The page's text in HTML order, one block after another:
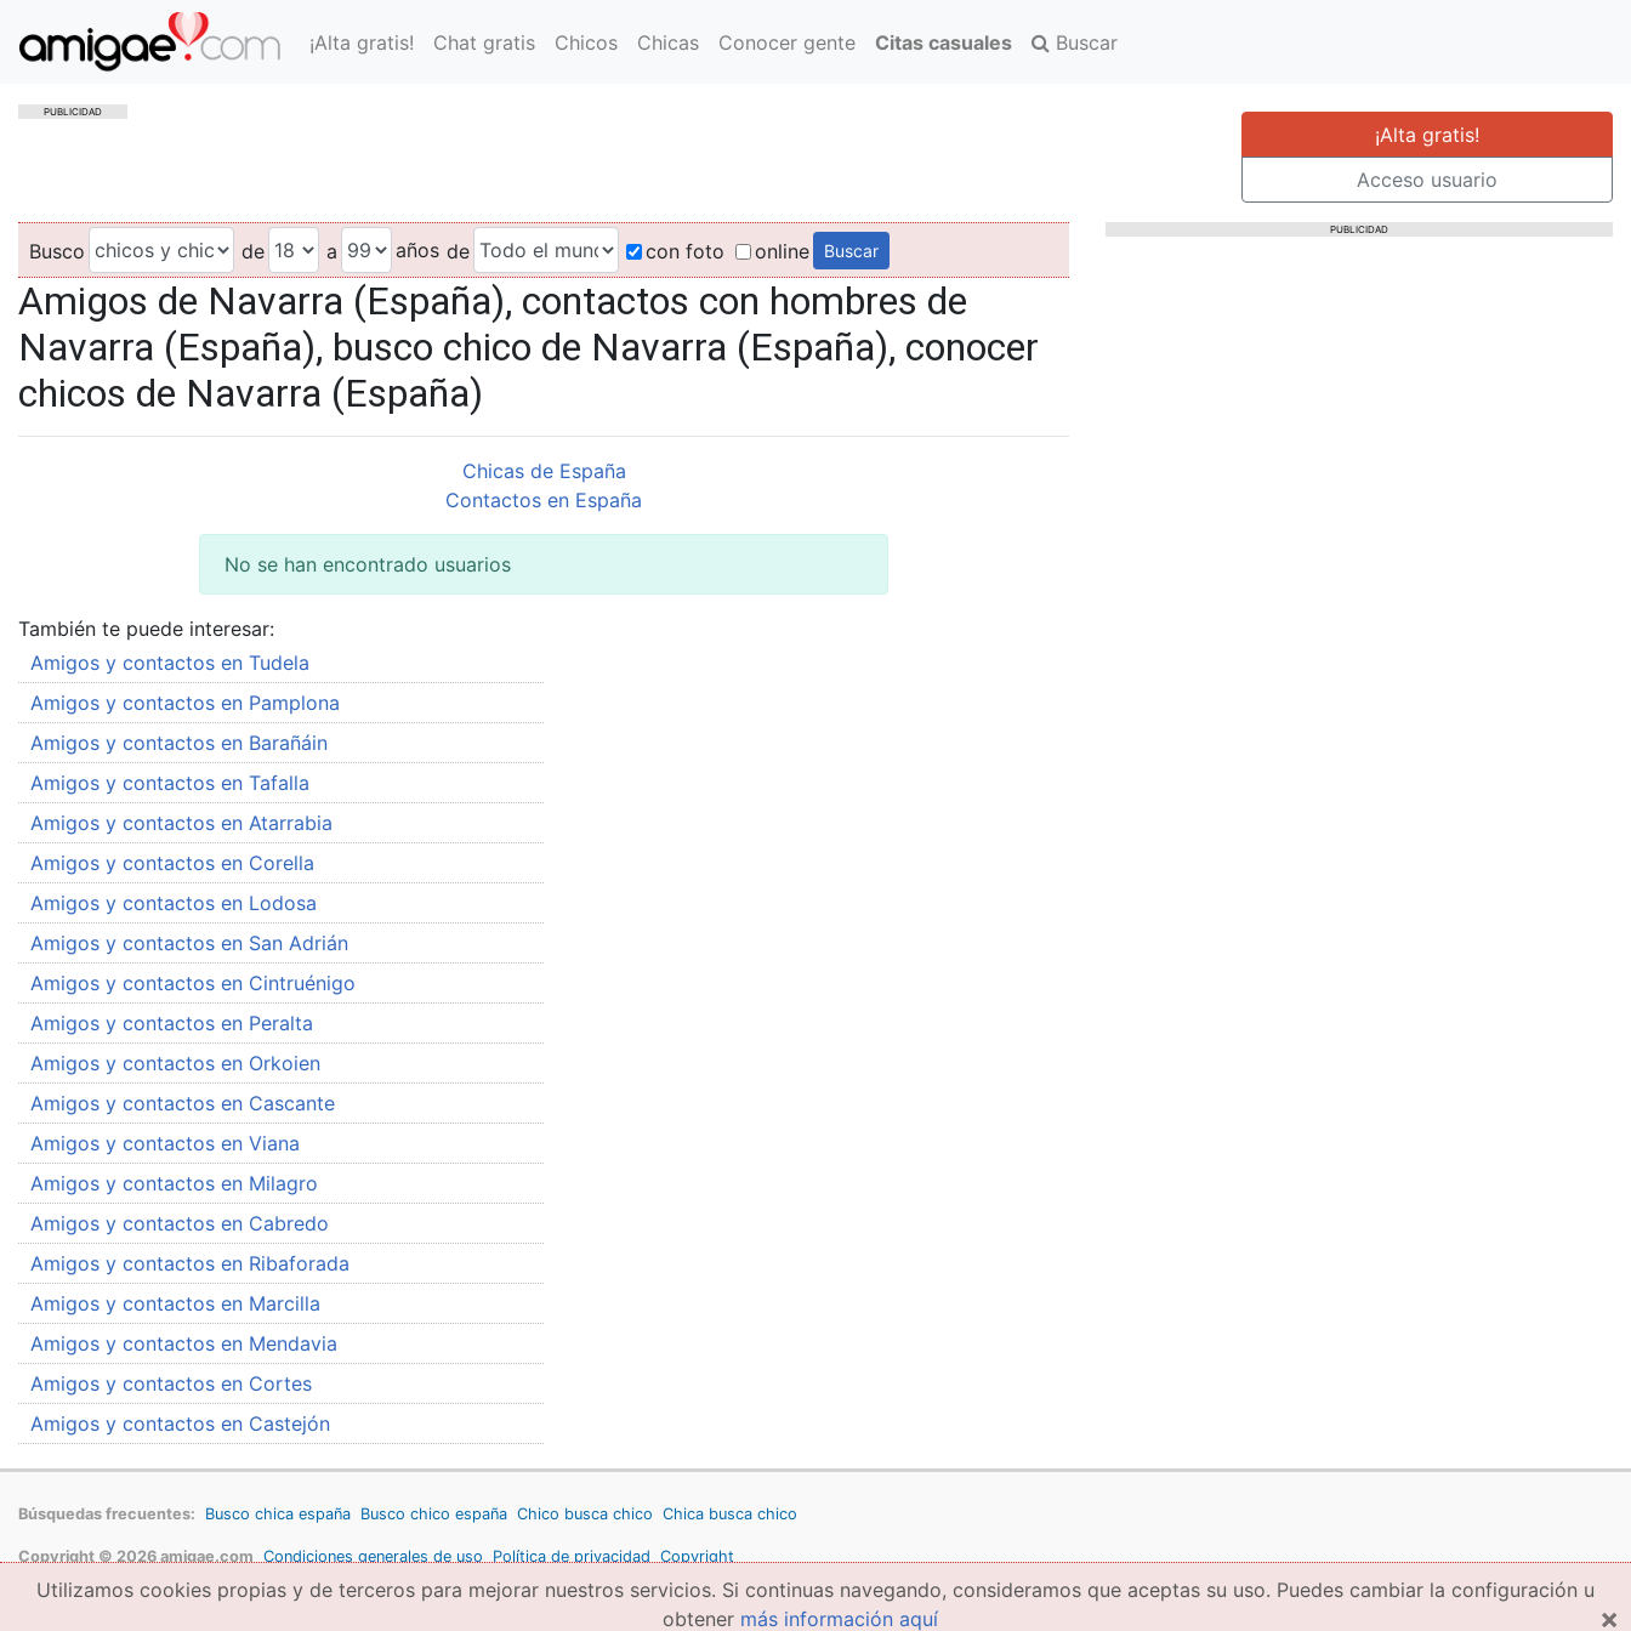
¡Alta gratis! Chat gratis Chicos Chicas Conocer gente Citas casuales Buscar
PUBLICIDAD
¡Alta gratis!
Acceso usuario
Busco de a años de con foto online
Amigos de Navarra (España), contactos con hombres de
Navarra (España), busco chico de Navarra (España), conocer
chicos de Navarra (España)
Chicas de España
Contactos en España
No se han encontrado usuarios
También te puede interesar:
Amigos y contactos en Tudela
Amigos y contactos en Pamplona
Amigos y contactos en Barañáin
Amigos y contactos en Tafalla
Amigos y contactos en Atarrabia
Amigos y contactos en Corella
Amigos y contactos en Lodosa
Amigos y contactos en San Adrián
Amigos y contactos en Cintruénigo
Amigos y contactos en Peralta
Amigos y contactos en Orkoien
Amigos y contactos en Cascante
Amigos y contactos en Viana
Amigos y contactos en Milagro
Amigos y contactos en Cabredo
Amigos y contactos en Ribaforada
Amigos y contactos en Marcilla
Amigos y contactos en Mendavia
Amigos y contactos en Cortes
Amigos y contactos en Castejón
PUBLICIDAD
Búsquedas frecuentes: Busco chica españa Busco chico españa Chico busca chico Chica busca chico
Copyright © 2026 amigae.com Condiciones generales de uso Política de privacidad Copyright
Utilizamos cookies propias y de terceros para mejorar nuestros servicios. Si continuas navegando, consideramos que aceptas su uso. Puedes cambiar la configuración u
obtener más información aquí ×